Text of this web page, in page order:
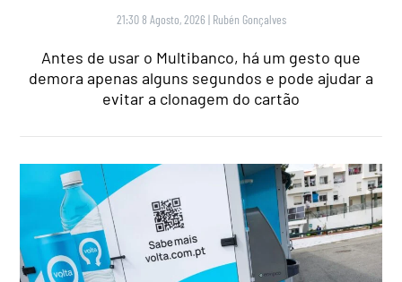
21:30 8 Agosto, 2026 | Rubén Gonçalves
Antes de usar o Multibanco, há um gesto que
demora apenas alguns segundos e pode ajudar a
evitar a clonagem do cartão